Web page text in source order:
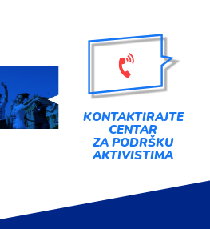
KONTAKTIRAJTE
CENTAR
ZA PODRŠKU
AKTIVISTIMA